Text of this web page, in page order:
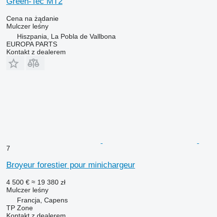
Cena na żądanie
Mulczer leśny
Hiszpania, La Pobla de Vallbona
EUROPA PARTS
Kontakt z dealerem
7
Broyeur forestier pour minichargeur
4 500 € ≈ 19 380 zł
Mulczer leśny
Francja, Capens
TP Zone